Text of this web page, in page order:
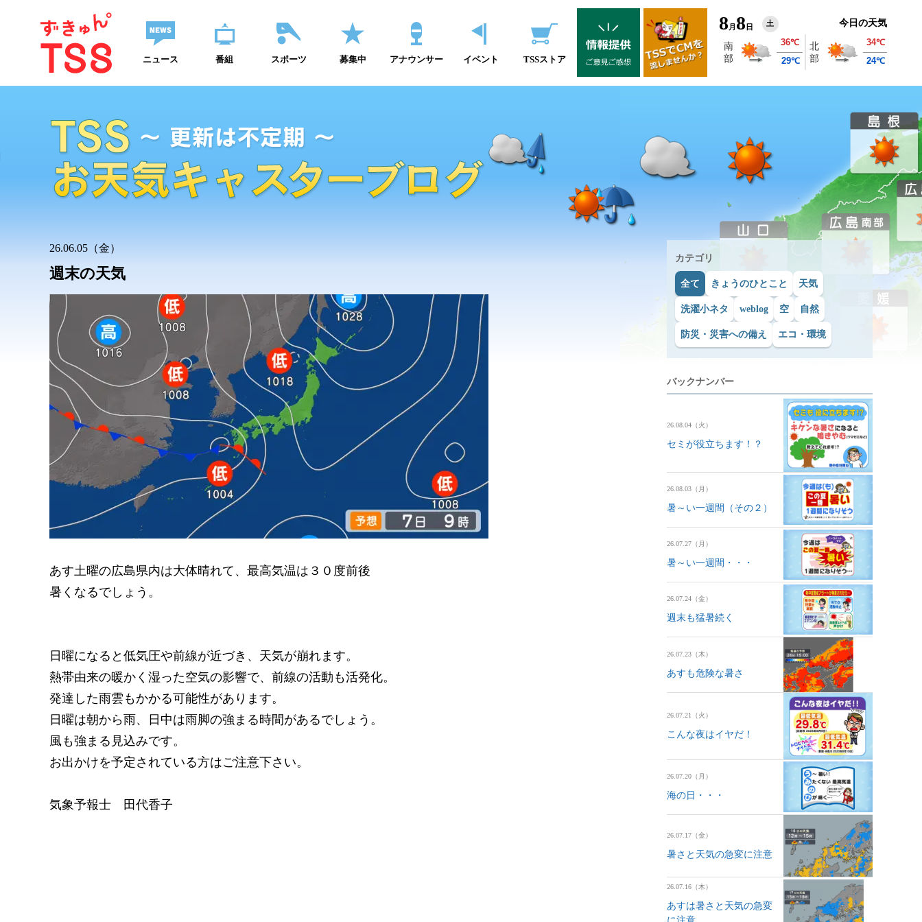
ニュース 番組 スポーツ 募集中 アナウンサー イベント TSSストア
8 月 8 日 土 今日の天気
26.06.05（金）
週末の天気
あす土曜の広島県内は大体晴れて、最高気温は３０度前後
暑くなるでしょう。
日曜になると低気圧や前線が近づき、天気が崩れます。
熱帯由来の暖かく湿った空気の影響で、前線の活動も活発化。
発達した雨雲もかかる可能性があります。
日曜は朝から雨、日中は雨脚の強まる時間があるでしょう。
風も強まる見込みです。
お出かけを予定されている方はご注意下さい。
気象予報士 田代香子
カテゴリ
全て きょうのひとこと 天気
洗濯小ネタ weblog 空 自然
防災・災害への備え エコ・環境
バックナンバー
26.08.04（火）
セミが役立ちます！？
26.08.03（月）
暑～い一週間（その２）
26.07.27（月）
暑～い一週間・・・
26.07.24（金）
週末も猛暑続く
26.07.23（木）
あすも危険な暑さ
26.07.21（火）
こんな夜はイヤだ！
26.07.20（月）
海の日・・・
26.07.17（金）
暑さと天気の急変に注意
26.07.16（木）
あすは暑さと天気の急変